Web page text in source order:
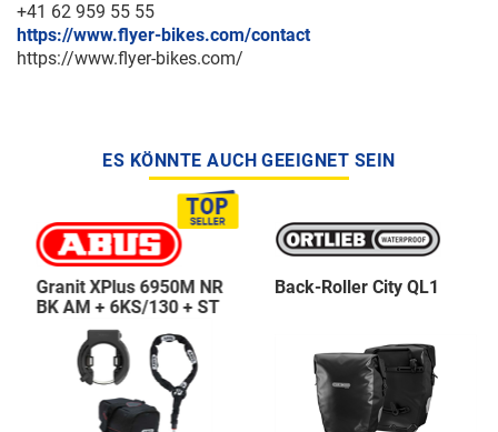
+41 62 959 55 55
https://www.flyer-bikes.com/contact
https://www.flyer-bikes.com/
ES KÖNNTE AUCH GEEIGNET SEIN
Granit XPlus 6950M NR
BK AM + 6KS/130 + ST
Back-Roller City QL1